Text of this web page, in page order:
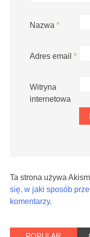
Nazwa *
Adres email *
Witryna
internetowa
Ta strona używa
się, w jaki sposób
komentarzy.